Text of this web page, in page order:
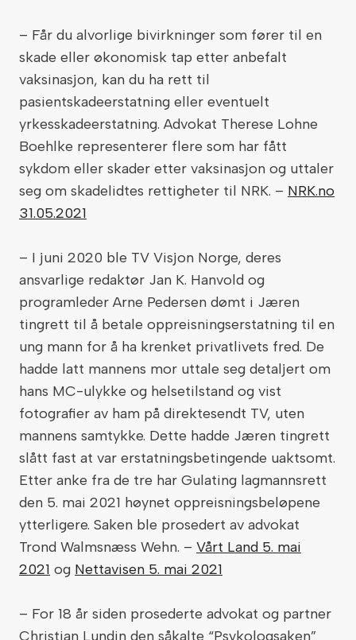
– Får du alvorlige bivirkninger som fører til en
skade eller økonomisk tap etter anbefalt
vaksinasjon, kan du ha rett til
pasientskadeerstatning eller eventuelt
yrkesskadeerstatning. Advokat Therese Lohne
Boehlke representerer flere som har fått
sykdom eller skader etter vaksinasjon og uttaler
seg om skadelidtes rettigheter til NRK. – NRK.no
31.05.2021
– I juni 2020 ble TV Visjon Norge, deres
ansvarlige redaktør Jan K. Hanvold og
programleder Arne Pedersen dømt i Jæren
tingrett til å betale oppreisningserstatning til en
ung mann for å ha krenket privatlivets fred. De
hadde latt mannens mor uttale seg detaljert om
hans MC-ulykke og helsetilstand og vist
fotografier av ham på direktesendt TV, uten
mannens samtykke. Dette hadde Jæren tingrett
slått fast at var erstatningsbetingende uaktsomt.
Etter anke fra de tre har Gulating lagmannsrett
den 5. mai 2021 høynet oppreisningsbeløpene
ytterligere. Saken ble prosedert av advokat
Trond Walmsnæss Wehn. – Vårt Land 5. mai
2021 og Nettavisen 5. mai 2021
– For 18 år siden prosederte advokat og partner
Christian Lundin den såkalte “Psykologsaken”